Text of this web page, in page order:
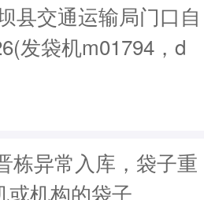
县交通运输局门口自
发袋机m01794，d
栋异常入库，袋子重
或机构的袋子